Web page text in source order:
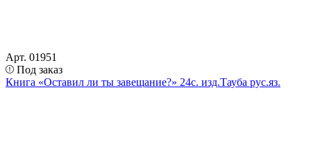
Арт. 01951
Под заказ
Книга «Оставил ли ты завещание?» 24с. изд.Тауба рус.яз.